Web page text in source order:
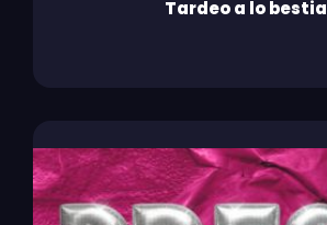
Tardeo a lo bestia